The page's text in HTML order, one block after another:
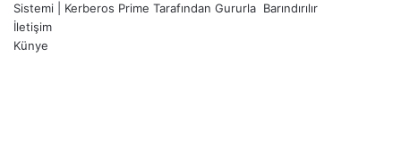
Sistemi
Kerberos Prime Tarafından Gururla Barındırılır
İletişim
Künye